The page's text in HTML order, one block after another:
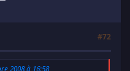
#72
2008 à 16:58